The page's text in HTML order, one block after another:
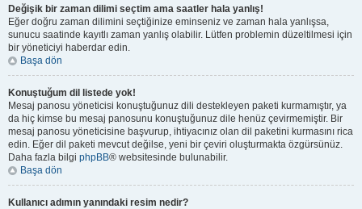
Değişik bir zaman dilimi seçtim ama saatler hala yanlış!
Eğer doğru zaman dilimini seçtiğinize eminseniz ve zaman hala yanlışsa,
sunucu saatinde kayıtlı zaman yanlış olabilir. Lütfen problemin düzeltilmesi için
bir yöneticiyi haberdar edin.
Başa dön
Konuştuğum dil listede yok!
Mesaj panosu yöneticisi konuştuğunuz dili destekleyen paketi kurmamıştır, ya
da hiç kimse bu mesaj panosunu konuştuğunuz dile henüz çevirmemiştir. Bir
mesaj panosu yöneticisine başvurup, ihtiyacınız olan dil paketini kurmasını rica
edin. Eğer dil paketi mevcut değilse, yeni bir çeviri oluşturmakta özgürsünüz.
Daha fazla bilgi phpBB® websitesinde bulunabilir.
Başa dön
Kullanıcı adımın yanındaki resim nedir?